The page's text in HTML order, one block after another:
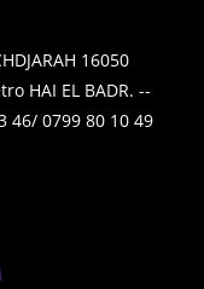
16050
HAI EL BADR. --
46/ 0799 80 10 49